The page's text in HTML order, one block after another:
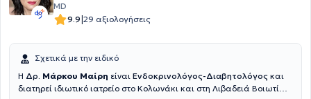
MD
9.9|29 αξιολογήσεις
Σχετικά με την ειδικό
Η Δρ. Μάρκου Μαίρη είναι Ενδοκρινολόγος-Διαβητολόγος και
διατηρεί ιδιωτικό ιατρείο στο Κολωνάκι και στη Λιβαδειά Βοιωτίας.